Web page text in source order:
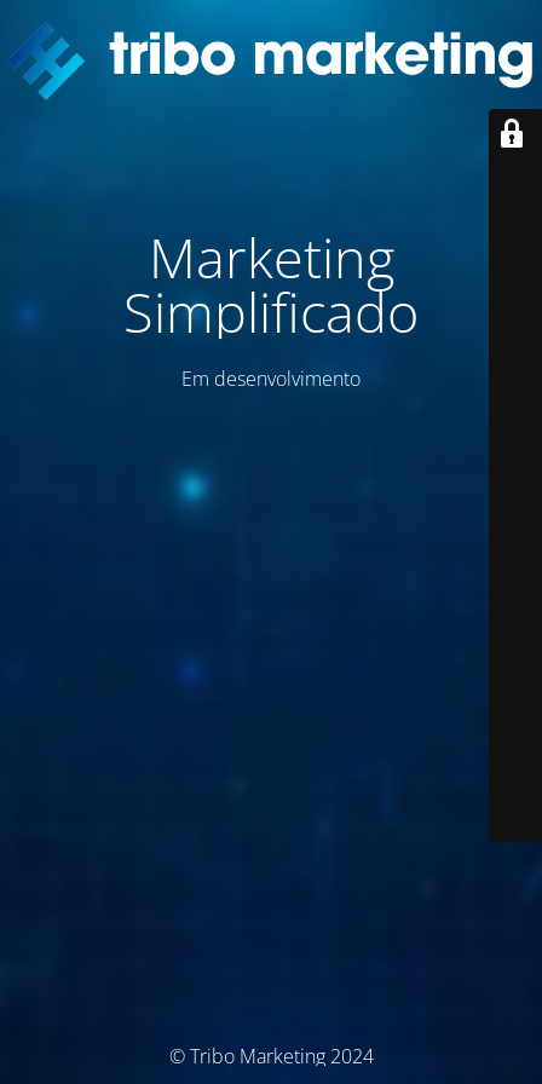
Marketing
Simplificado
Em desenvolvimento
© Tribo Marketing 2024